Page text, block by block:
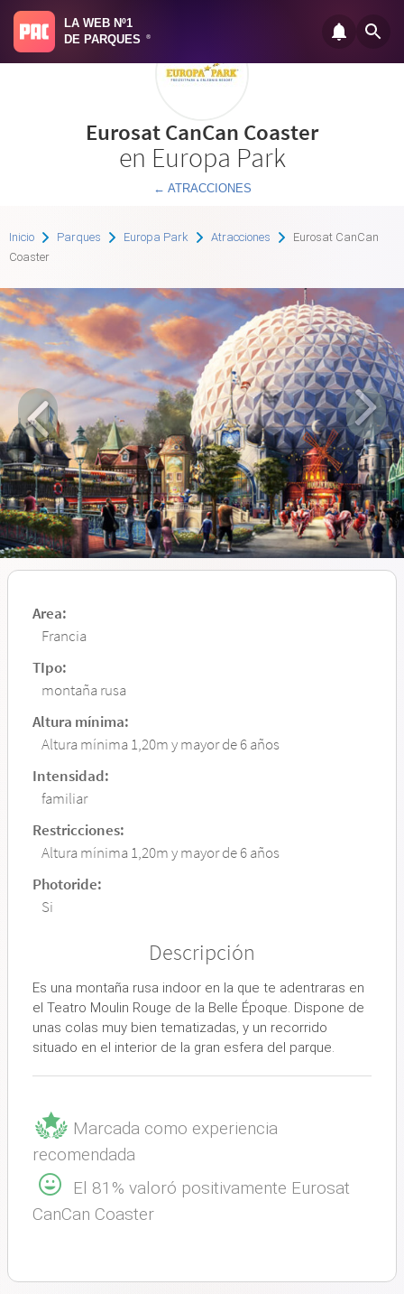
LA WEB Nº1
DE PARQUES
®
Eurosat CanCan Coaster
en Europa Park
← ATRACCIONES
Inicio Parques Europa Park Atracciones
Eurosat CanCan
Coaster
Area:
Francia
TIpo:
montaña rusa
Altura mínima:
Altura mínima 1,20m y mayor de 6 años
Intensidad:
familiar
Restricciones:
Altura mínima 1,20m y mayor de 6 años
Photoride:
Si
Descripción
Es una montaña rusa indoor en la que te adentraras en
el Teatro Moulin Rouge de la Belle Époque. Dispone de
unas colas muy bien tematizadas, y un recorrido
situado en el interior de la gran esfera del parque.
Marcada como experiencia
recomendada
El 81% valoró positivamente Eurosat
CanCan Coaster